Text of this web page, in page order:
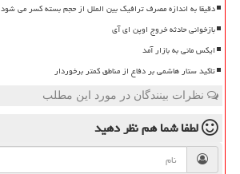
دقیقا به اندازه مصرف ترافیک بین الملل از حجم بسته کسر می شود
بازخوانی حادثه خروج اوپن ای آی
ایکس مانی به بازار آمد
تاکید ستار هاشمی بر دفاع از مناطق کمتر برخوردار
نظرات بینندگان در مورد این مطلب
لطفا شما همنظر دهید